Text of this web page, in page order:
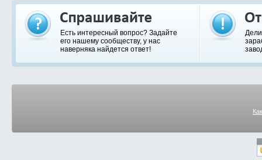
Есть интересный вопрос? Задайте
его нашему сообществу, у нас
наверняка найдется ответ!